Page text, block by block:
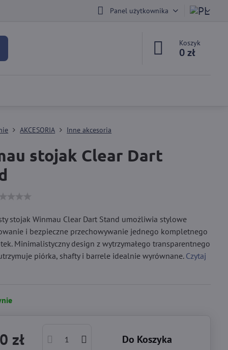
Panel użytkownika
Koszyk
0 zł
AKCESORIA Inne akcesoria
stojak Clear Dart
stojak Winmau Clear Dart Stand umożliwia stylowe
i bezpieczne przechowywanie jednego kompletnego
Minimalistyczny design z wytrzymałego transparentnego
piórka, shafty i barrele idealnie wyrównane. Czytaj
zł Do Koszyka